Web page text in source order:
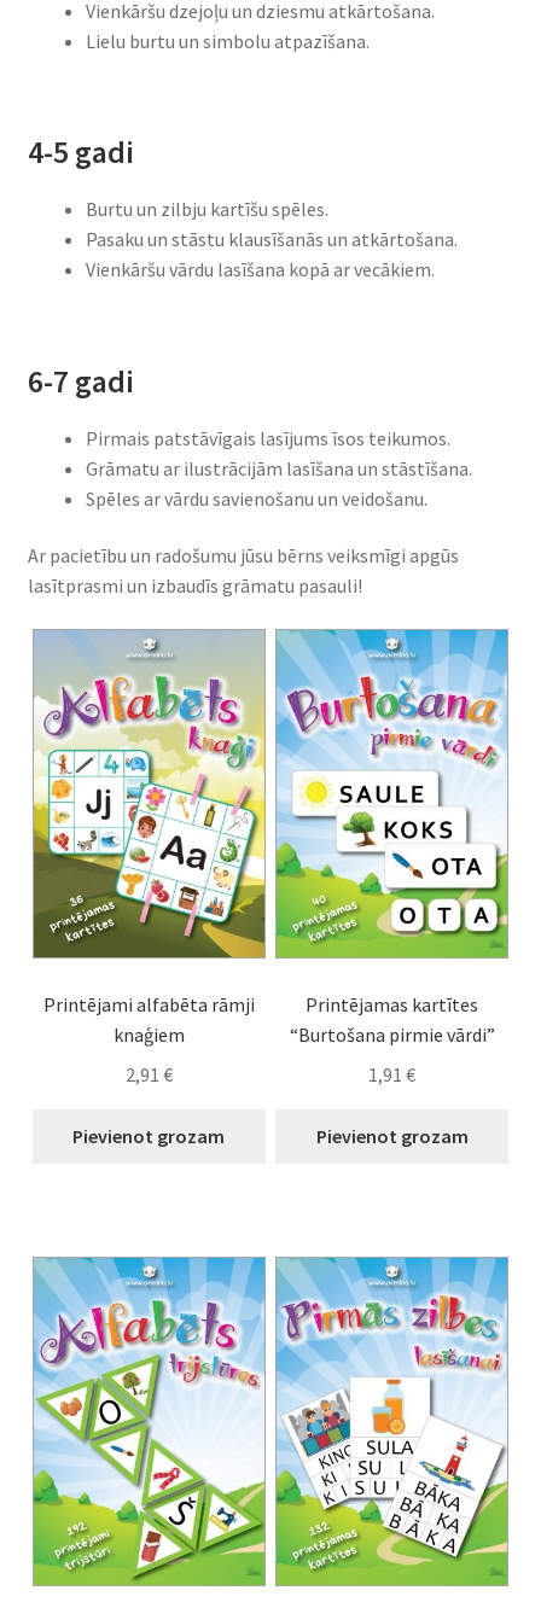
Vienkāršu dzejoļu un dziesmu atkārtošana.
Lielu burtu un simbolu atpazīšana.
4-5 gadi
Burtu un zilbju kartīšu spēles.
Pasaku un stāstu klausīšanās un atkārtošana.
Vienkāršu vārdu lasīšana kopā ar vecākiem.
6-7 gadi
Pirmais patstāvīgais lasījums īsos teikumos.
Grāmatu ar ilustrācijām lasīšana un stāstīšana.
Spēles ar vārdu savienošanu un veidošanu.
Ar pacietību un radošumu jūsu bērns veiksmīgi apgūs
lasītprasmi un izbaudīs grāmatu pasauli!
Printējami alfabēta rāmji
knaģiem
2,91 €
Pievienot grozam
Printējamas kartītes
“Burtošana pirmie vārdi”
1,91€
Pievienot grozam